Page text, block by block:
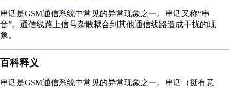
串话是GSM通信系统中常见的异常现象之一。串话又称“串
音”。通信线路上信号杂散耦合到其他通信线路造成干扰的现
象。
百科释义
串话是GSM通信系统中常见的异常现象之一。串话（挺有意